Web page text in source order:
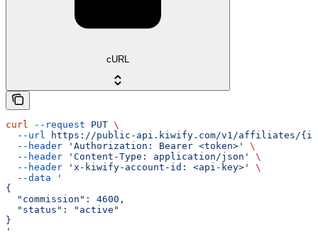
cURL
curl --request PUT \
  --url
https://public-api.kiwify.com/v1/affiliates/
  --header
'Authorization: Bearer <token>'
\
  --header
'Content-Type: application/json'
\
  --header
'x-kiwify-account-id: <api-key>'
\
  --data
'
{
  "commission": 4600,
  "status": "active"
}
'